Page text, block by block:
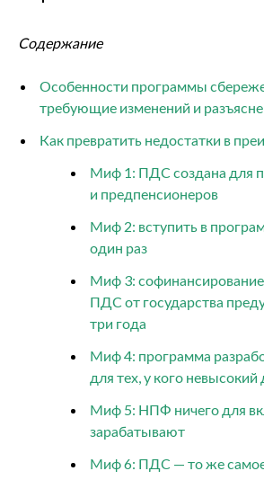
Содержание
Особенности программы
требующие изменений и
Как превратить недостатки в
Миф 1: ПДС создана для
и предпенсионеров
Миф 2: вступить в
один раз
Миф 3: софинансирование
ПДС от государства
три года
Миф 4: программа
для тех, у кого невысокий
Миф 5: НПФ ничего для
зарабатывают
Миф 6: ПДС — то же